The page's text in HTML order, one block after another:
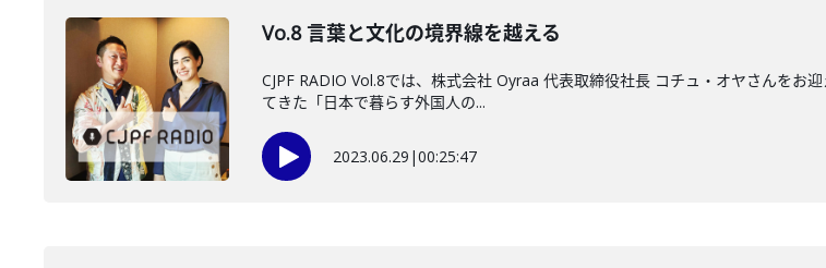
Vo.8 言葉と文化の境界線を越える
CJPF RADIO Vol.8では、株式会社 Oyraa 代表取締役社長 コチュ・オヤさんをお
てきた「日本で暮らす外国人の...
2023.06.29 |00:25:47